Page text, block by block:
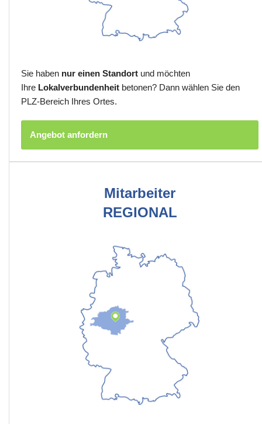
Sie haben nur einen Standort und möchten
Ihre Lokalverbundenheit betonen? Dann wählen Sie den
PLZ-Bereich Ihres Ortes.
Angebot anfordern
Mitarbeiter
REGIONAL